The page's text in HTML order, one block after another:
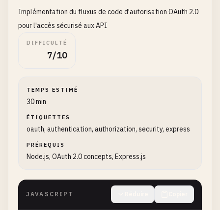
Implémentation du fluxus de code d'autorisation OAuth 2.0
pour l'accès sécurisé aux API
DIFFICULTÉ
7/10
TEMPS ESTIMÉ
30 min
ÉTIQUETTES
oauth, authentication, authorization, security, express
PRÉREQUIS
Node.js, OAuth 2.0 concepts, Express.js
JAVASCRIPT